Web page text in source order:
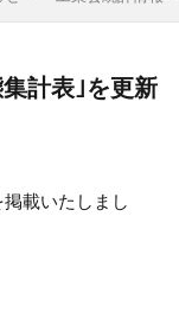
計表｣を更新
掲載いたしまし